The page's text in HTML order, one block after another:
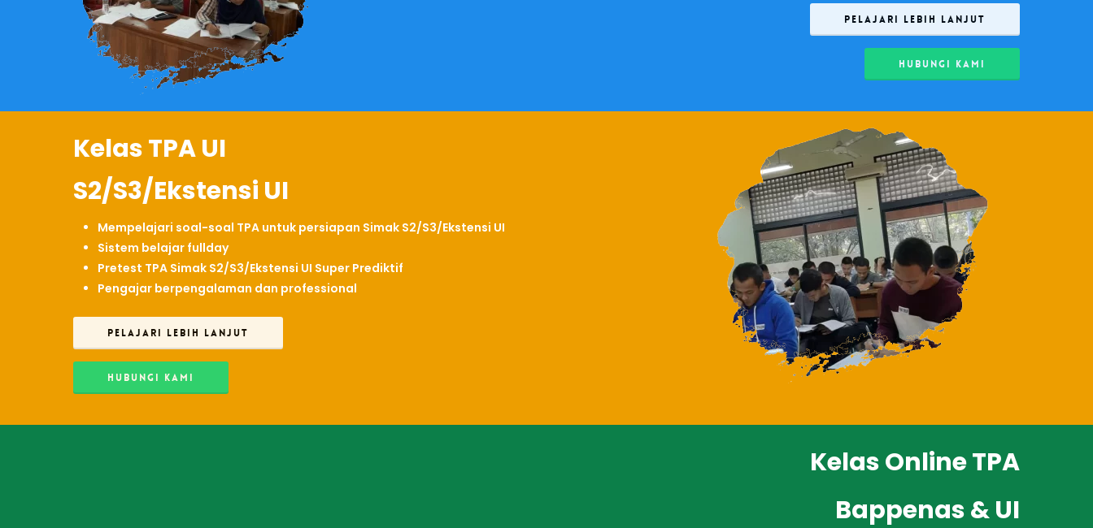
PELAJARI LEBIH LANJUT
HUBUNGI KAMI
Kelas TPA UI
S2/S3/Ekstensi UI
Mempelajari soal-soal TPA untuk persiapan Simak S2/S3/Ekstensi UI
Sistem belajar fullday
Pretest TPA Simak S2/S3/Ekstensi UI Super Prediktif
Pengajar berpengalaman dan professional
PELAJARI LEBIH LANJUT
HUBUNGI KAMI
Kelas Online TPA
Bappenas & UI